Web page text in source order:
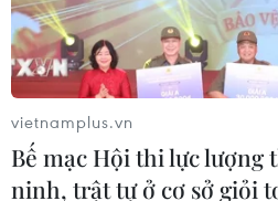
dân
07/08/2026 13:51
Bộ đội biên phòng Hà Tĩnh
thành công ngư dân gặp tai
biển
vietnamplus.vn
Bế mạc Hội thi lực lượng
ninh, trật tự ở cơ sở giỏi